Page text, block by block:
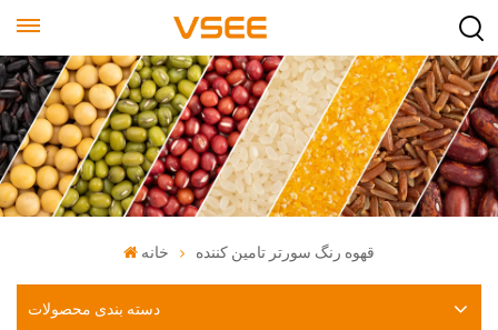
خانه قهوه رنگ سورتر تامین کننده
دسته بندی محصولات